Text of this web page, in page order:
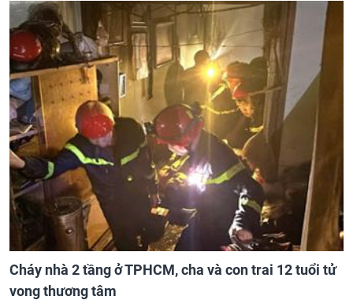
Cháy nhà 2 tầng ở TPHCM, cha và con trai 12 tuổi tử
vong thương tâm